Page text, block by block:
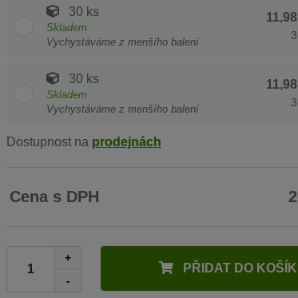
30 ks
Skladem
Vychystáváme z menšího balení
30 ks
Skladem
Vychystáváme z menšího balení
Dostupnost na prodejnách
Cena s DPH
+
-
PŘIDAT DO